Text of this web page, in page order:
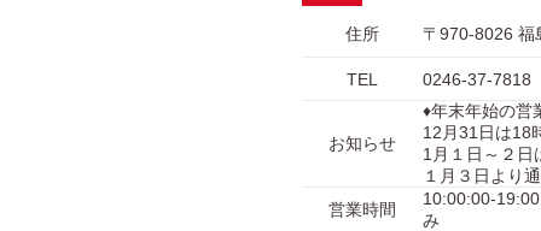
住所 〒970-8026 福
TEL 0246-37-7818
お知らせ
♦年末年始の営
12月31日は18
1月１日～２日
１月３日より
営業時間
10:00:00-
み